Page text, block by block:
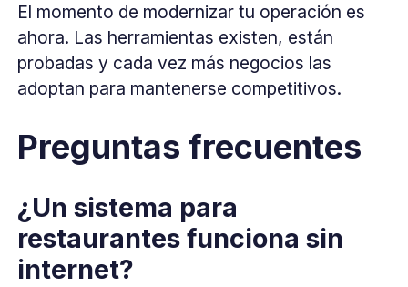
El momento de modernizar tu operación es
ahora. Las herramientas existen, están
probadas y cada vez más negocios las
adoptan para mantenerse competitivos.
Preguntas frecuentes
¿Un sistema para
restaurantes funciona sin
internet?